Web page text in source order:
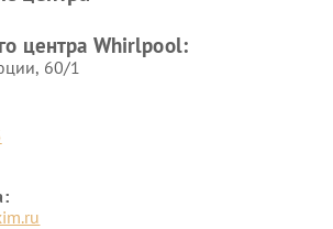
центра Whirlpool:
60/1